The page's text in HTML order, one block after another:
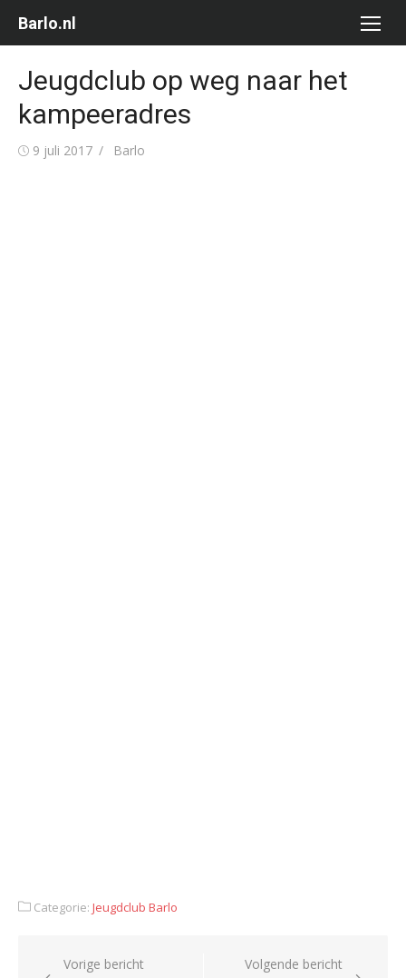
naar
inhoud
Barlo.nl
Jeugdclub op weg naar het
kampeeradres
Gepubliceerd
9 juli 2017 Auteur
Barlo
Categorie: Jeugdclub Barlo
Bericht
Vorige bericht Volgende bericht